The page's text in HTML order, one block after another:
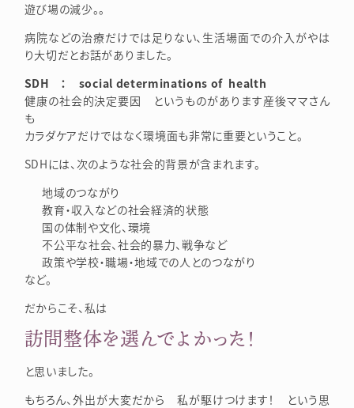
遊び場の減少。。
病院などの治療だけでは足りない、生活場面での介入がやは
り大切だとお話がありました。
SDH ： social determinations of health
健康の社会的決定要因 というものがあります産後ママさん
も
カラダケアだけではなく環境面も非常に重要ということ。
SDHには、次のような社会的背景が含まれます。
地域のつながり
教育・収入などの社会経済的状態
国の体制や文化、環境
不公平な社会、社会的暴力、戦争など
政策や学校・職場・地域での人とのつながり
など。
だからこそ、私は
訪問整体を選んでよかった！
と思いました。
もちろん、外出が大変だから 私が駆けつけます！ という思